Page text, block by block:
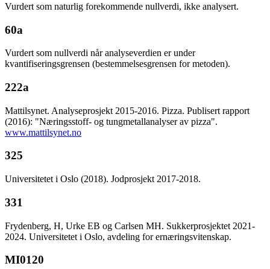
Vurdert som naturlig forekommende nullverdi, ikke analysert.
60a
Vurdert som nullverdi når analyseverdien er under
kvantifiseringsgrensen (bestemmelsesgrensen for metoden).
222a
Mattilsynet. Analyseprosjekt 2015-2016. Pizza. Publisert rapport
(2016): "Næringsstoff- og tungmetallanalyser av pizza".
www.mattilsynet.no
325
Universitetet i Oslo (2018). Jodprosjekt 2017-2018.
331
Frydenberg, H, Urke EB og Carlsen MH. Sukkerprosjektet 2021-
2024. Universitetet i Oslo, avdeling for ernæringsvitenskap.
MI0120